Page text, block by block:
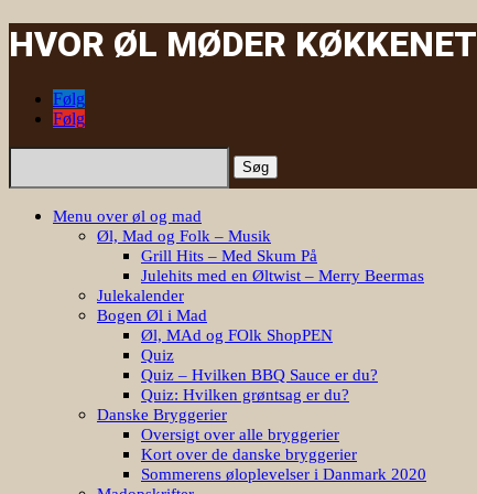
HVOR ØL MØDER KØKKENET
Følg
Følg
Søg
Menu over øl og mad
Øl, Mad og Folk – Musik
Grill Hits – Med Skum På
Julehits med en Øltwist – Merry Beermas
Julekalender
Bogen Øl i Mad
Øl, MAd og FOlk ShopPEN
Quiz
Quiz – Hvilken BBQ Sauce er du?
Quiz: Hvilken grøntsag er du?
Danske Bryggerier
Oversigt over alle bryggerier
Kort over de danske bryggerier
Sommerens øloplevelser i Danmark 2020